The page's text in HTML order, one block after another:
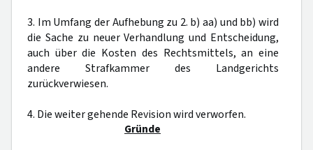
3. Im Umfang der Aufhebung zu 2. b) aa) und bb) wird
die Sache zu neuer Verhandlung und Entscheidung,
auch über die Kosten des Rechtsmittels, an eine
andere Strafkammer des Landgerichts
zurückverwiesen.
4. Die weiter gehende Revision wird verworfen.
Gründe